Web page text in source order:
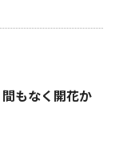
もなく開花か